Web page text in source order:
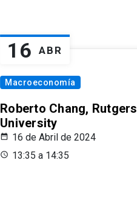
16 ABR
Macroeconomía
Roberto Chang, Rutgers
University
16 de Abril de 2024
13:35 a 14:35